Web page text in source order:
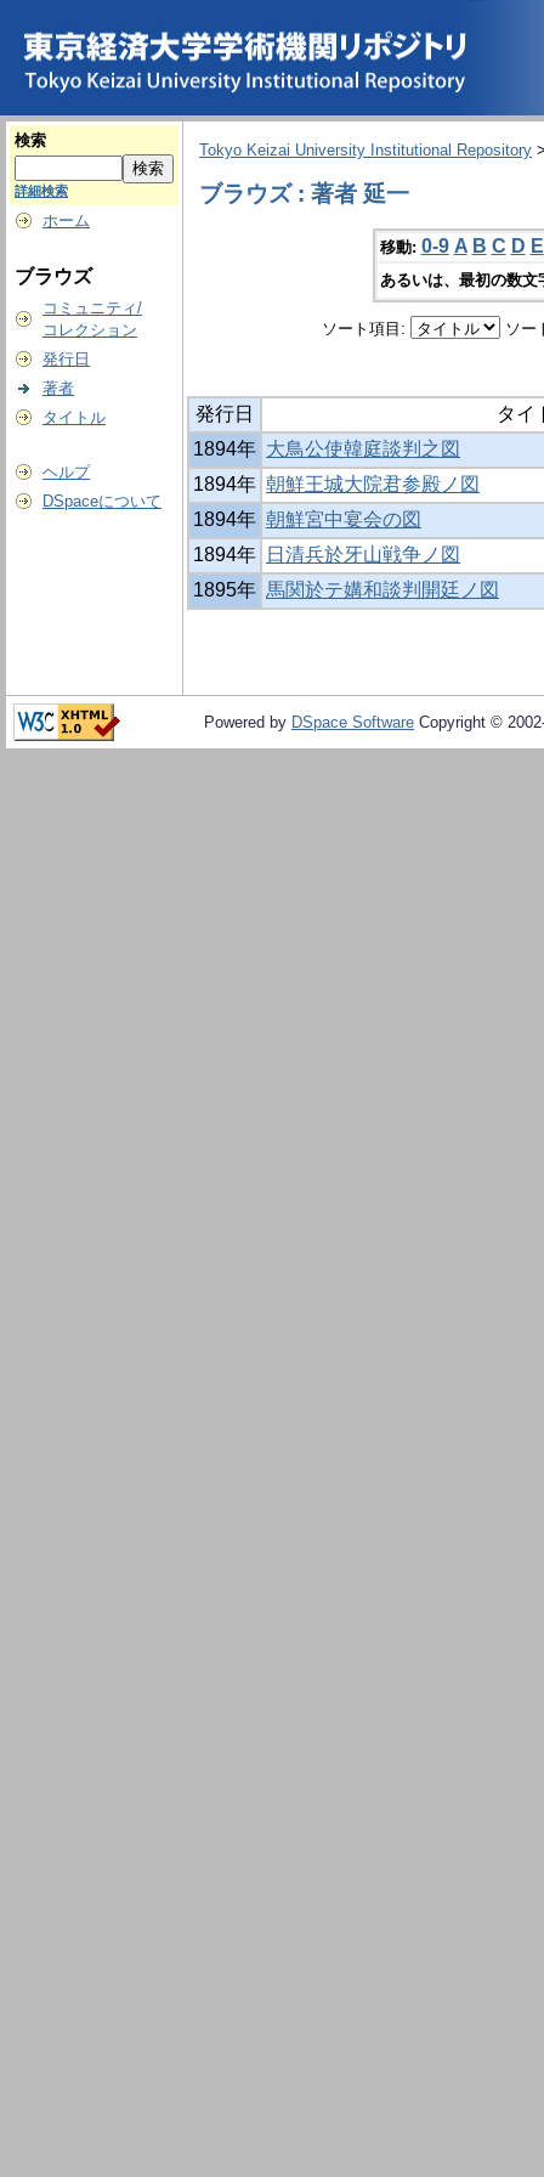
検索
詳細検索
ホーム
ブラウズ
コミュニティ/
コレクション
発行日
著者
タイトル
ヘルプ
DSpaceについて
Tokyo Keizai University Institutional Repository
ブラウズ : 著者 延一
移動: 0-9 A B C D E
あるいは、最初の数
ソート項目: ソー
発行日
タイ
1894年 大鳥公使韓庭談判之図
1894年 朝鮮王城大院君参殿ノ図
1894年 朝鮮宮中宴会の図
1894年
日清兵於牙山戦争ノ図
1895年 馬関於テ媾和談判開廷ノ図
Powered by DSpace Software Copyright ©